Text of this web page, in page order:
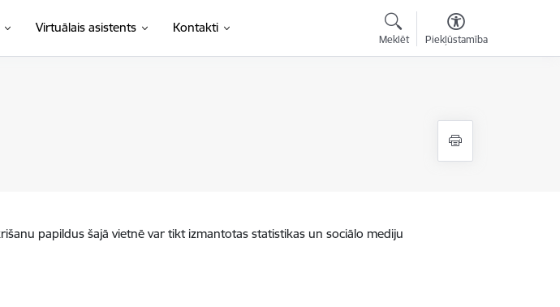
Virtuālais asistents Kontakti
Meklēt Piekļūstamība
papildus šajā vietnē var tikt izmantotas statistikas un sociālo mediju